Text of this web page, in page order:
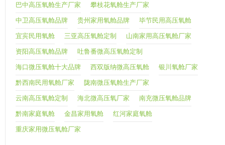
巴中高压氧舱生产厂家 攀枝花氧舱生产厂家
中卫高压氧舱品牌 贵州家用氧舱品牌 毕节民用高压氧舱
宜宾民用氧舱 三亚高压氧舱定制 山南家用高压氧舱厂家
资阳高压氧舱品牌 吐鲁番微高压氧舱定制
海口微压氧舱十大品牌 西双版纳微高压氧舱 银川氧舱厂家
黔西南民用氧舱厂家 陇南微压氧舱生产厂家
云南高压氧舱定制 海北微高压氧厂家 南充微压氧舱品牌
黔南家庭氧舱 金昌家用氧舱 红河家庭氧舱
重庆家用微压氧舱厂家